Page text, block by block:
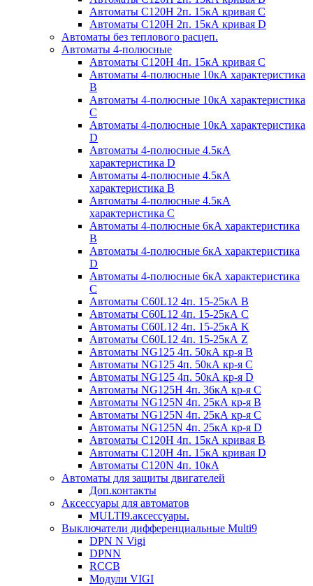
Автоматы С120H 2п. 15кА кривая C
Автоматы С120H 2п. 15кА кривая D
Автоматы без теплового расцеп.
Автоматы 4-полюсные
Автоматы С120H 4п. 15кА кривая C
Автоматы 4-полюсные 10кА характеристика
B
Автоматы 4-полюсные 10кА характеристика
C
Автоматы 4-полюсные 10кА характеристика
D
Автоматы 4-полюсные 4.5кА
характеристика D
Автоматы 4-полюсные 4.5кА
характеристика В
Автоматы 4-полюсные 4.5кА
характеристика С
Автоматы 4-полюсные 6кА характеристика
B
Автоматы 4-полюсные 6кА характеристика
D
Автоматы 4-полюсные 6кА характеристика
С
Автоматы C60L12 4п. 15-25кА B
Автоматы C60L12 4п. 15-25кА C
Автоматы C60L12 4п. 15-25кА K
Автоматы C60L12 4п. 15-25кА Z
Автоматы NG125 4п. 50кА кр-я B
Автоматы NG125 4п. 50кА кр-я C
Автоматы NG125 4п. 50кА кр-я D
Автоматы NG125H 4п. 36кА кр-я C
Автоматы NG125N 4п. 25кА кр-я B
Автоматы NG125N 4п. 25кА кр-я C
Автоматы NG125N 4п. 25кА кр-я D
Автоматы С120H 4п. 15кА кривая B
Автоматы С120H 4п. 15кА кривая D
Автоматы С120N 4п. 10кА
Автоматы для защиты двигателей
Доп.контакты
Аксессуары для автоматов
MULTI9.аксессуары.
Выключатели дифференциальные Multi9
DPN N Vigi
DPNN
RCCB
Модули VIGI